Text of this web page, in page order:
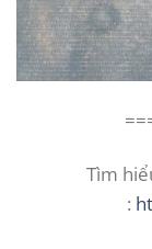
Tìm
: